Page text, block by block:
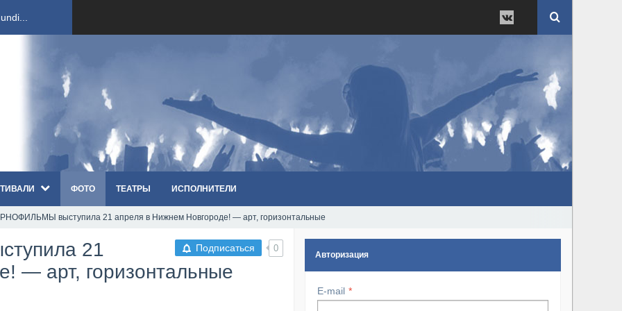
ко...
«Th...
«...
ФОТО ТЕАТРЫ ИСПОЛНИТЕЛИ
выcтупила 21 апреля в Нижнем Новгороде! — арт, горизонтальные
Подписаться 0
21
— арт, горизонтальные
Авторизация
E-mail